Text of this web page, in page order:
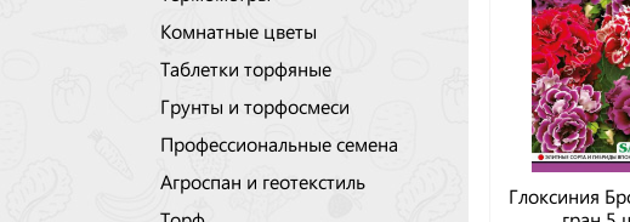
Комнатные цветы
Таблетки торфяные
Грунты и торфосмеси
Профессиональные семена
Агроспан и геотекстиль
Торф
Глоксиния
гран 5